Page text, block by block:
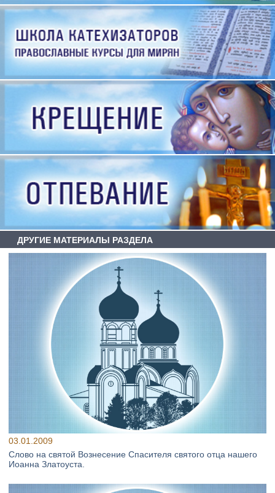
ДРУГИЕ МАТЕРИАЛЫ РАЗДЕЛА
03.01.2009
Слово на святой Вознесение Спасителя святого отца нашего
Иоанна Златоуста.